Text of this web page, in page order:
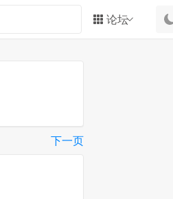
论坛
下一页